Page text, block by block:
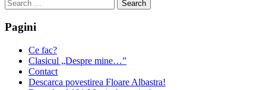
for:
Pagini
Ce fac?
Clasicul „Despre mine…”
Contact
Descarca povestirea Floare Albastra!